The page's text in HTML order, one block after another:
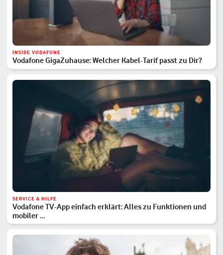
INSIDE VODAFONE
Vodafone GigaZuhause: Welcher Kabel-Tarif passt zu Dir?
SERVICE & HILFE
Vodafone TV-App einfach erklärt: Alles zu Funktionen und
mobiler …